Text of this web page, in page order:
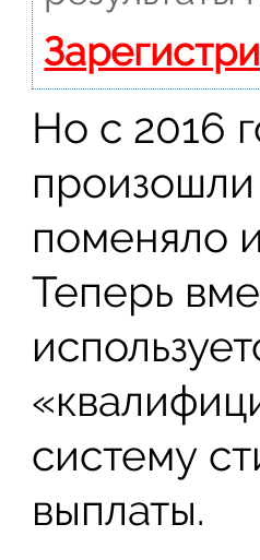
Но с 2016
поменяло
Теперь
систему
выплаты.